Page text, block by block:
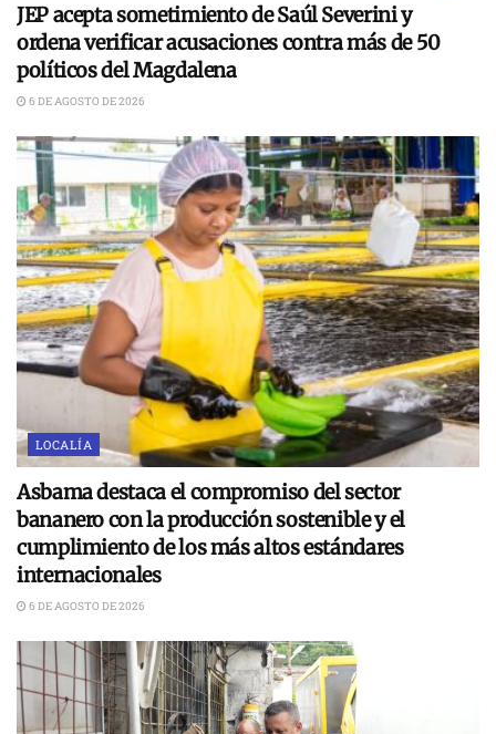
JEP acepta sometimiento de Saúl Severini y
ordena verificar acusaciones contra más de 50
políticos del Magdalena
6 DE AGOSTO DE 2026
LOCALÍA
Asbama destaca el compromiso del sector
bananero con la producción sostenible y el
cumplimiento de los más altos estándares
internacionales
6 DE AGOSTO DE 2026